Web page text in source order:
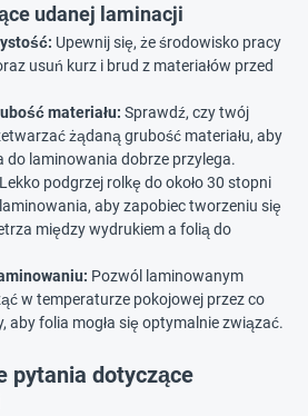
udanej laminacji
Upewnij się, że środowisko pracy
usuń kurz i brud z materiałów przed
materiału: Sprawdź, czy twój
żądaną grubość materiału, aby
do laminowania dobrze przylega.
Lekko podgrzej rolkę do około 30 stopni
aby zapobiec tworzeniu się
między wydrukiem a folią do
Pozwól laminowanym
w temperaturze pokojowej przez co
aby folia mogła się optymalnie związać.
pytania dotyczące